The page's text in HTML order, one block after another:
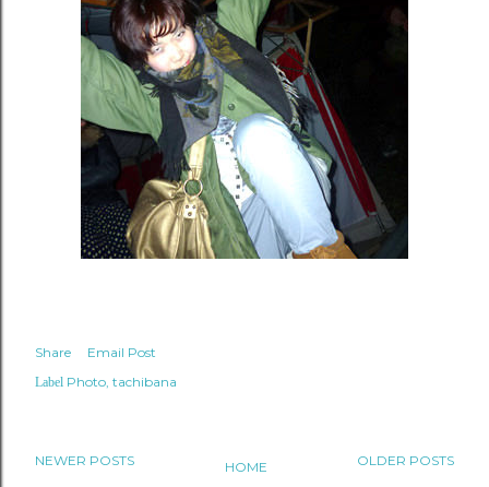
Share Email Post
Label Photo tachibana
NEWER POSTS OLDER POSTS
HOME